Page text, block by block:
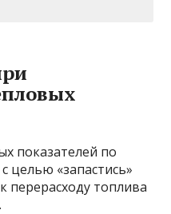
показателей по
целью «запастись»
перерасходу топлива